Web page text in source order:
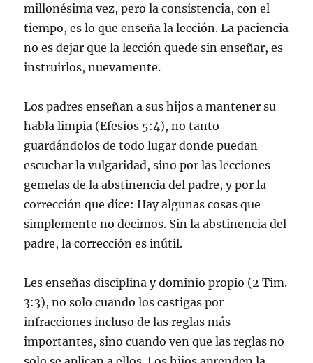
millonésima vez, pero la consistencia, con el
tiempo, es lo que enseña la lección. La paciencia
no es dejar que la lección quede sin enseñar, es
instruirlos, nuevamente.
Los padres enseñan a sus hijos a mantener su
habla limpia (Efesios 5:4), no tanto
guardándolos de todo lugar donde puedan
escuchar la vulgaridad, sino por las lecciones
gemelas de la abstinencia del padre, y por la
corrección que dice: Hay algunas cosas que
simplemente no decimos. Sin la abstinencia del
padre, la corrección es inútil.
Les enseñas disciplina y dominio propio (2 Tim.
3:3), no solo cuando los castigas por
infracciones incluso de las reglas más
importantes, sino cuando ven que las reglas no